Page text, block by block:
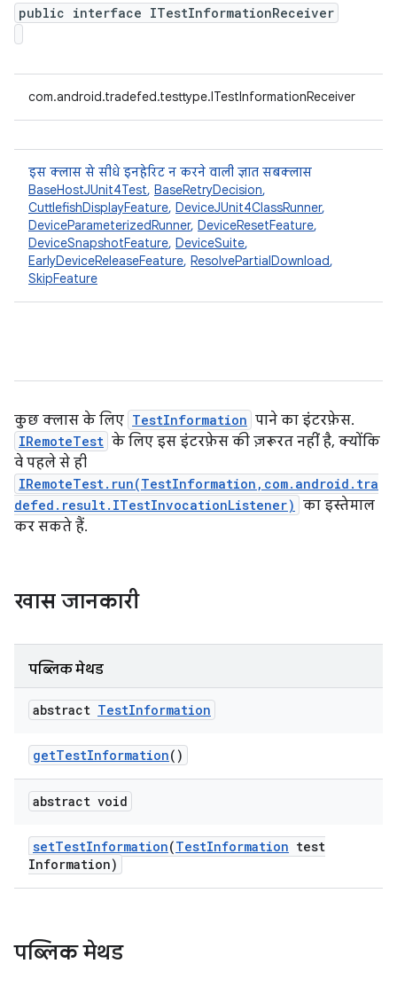
public interface ITestInformationReceiver
com.android.tradefed.testtype.ITestInformationReceiver
इस क्लास से सीधे इनहेरिट न करने वाली ज्ञात सबक्लास
BaseHostJUnit4Test, BaseRetryDecision,
CuttlefishDisplayFeature, DeviceJUnit4ClassRunner,
DeviceParameterizedRunner, DeviceResetFeature,
DeviceSnapshotFeature, DeviceSuite,
EarlyDeviceReleaseFeature, ResolvePartialDownload,
SkipFeature
कुछ क्लास के लिए TestInformation पाने का इंटरफ़ेस.
IRemoteTest के लिए इस इंटरफ़ेस की ज़रूरत नहीं है, क्योंकि
वे पहले से ही
IRemoteTest.run(TestInformation,com.android.tra
defed.result.ITestInvocationListener) का इस्तेमाल
कर सकते हैं.
खास जानकारी
पब्लिक मेथड
abstract TestInformation
getTestInformation()
abstract void
setTestInformation(TestInformation test
Information)
पब्लिक मेथड